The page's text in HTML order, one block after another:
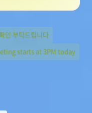
인 부탁드립니다
starts at 3PM today